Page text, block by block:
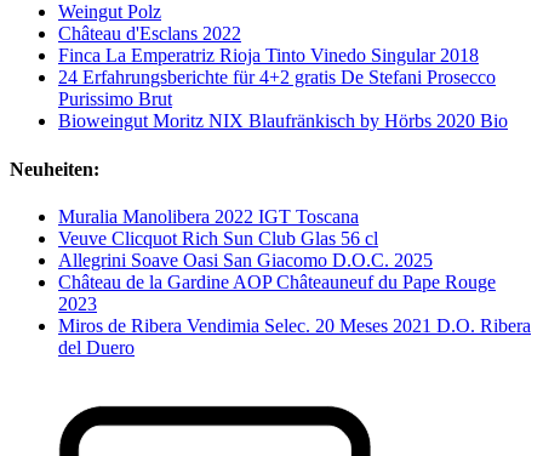
Weingut Polz
Château d'Esclans 2022
Finca La Emperatriz Rioja Tinto Vinedo Singular 2018
24 Erfahrungsberichte für 4+2 gratis De Stefani Prosecco
Purissimo Brut
Bioweingut Moritz NIX Blaufränkisch by Hörbs 2020 Bio
Neuheiten:
Muralia Manolibera 2022 IGT Toscana
Veuve Clicquot Rich Sun Club Glas 56 cl
Allegrini Soave Oasi San Giacomo D.O.C. 2025
Château de la Gardine AOP Châteauneuf du Pape Rouge
2023
Miros de Ribera Vendimia Selec. 20 Meses 2021 D.O. Ribera
del Duero